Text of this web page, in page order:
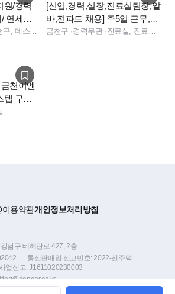
원/경력
연세바
장님 구보험청구, 데스크, 진료실
[신입,경력,실장,진료실팀장,알
바,전파트 채용] 주5일 근무,신
규치과,인센티브
금천구 ·경력무관· 진료실, 진료팀장, 데스크, 실장, 소독실, 진료실, 데스크, 상담, 실장, 소독실
천이엔
이용약관개인정보처리방침
남구 테헤란로 427, 2층
통신판매업 신고번호:2022-전주덕
업신고:J1611020230003